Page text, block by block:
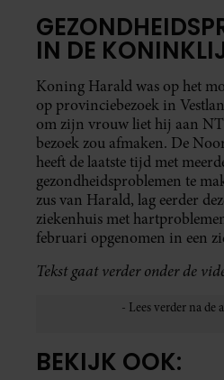
IN DE
Koning Harald was op het
op provinciebezoek in
om zijn vrouw liet hij aan
bezoek zou afmaken. De
heeft de laatste tijd met
gezondheidsproblemen te
zus van Harald, lag eerder
ziekenhuis met
februari opgenomen in een
Tekst gaat verder onder de
BEKIJK OOK: